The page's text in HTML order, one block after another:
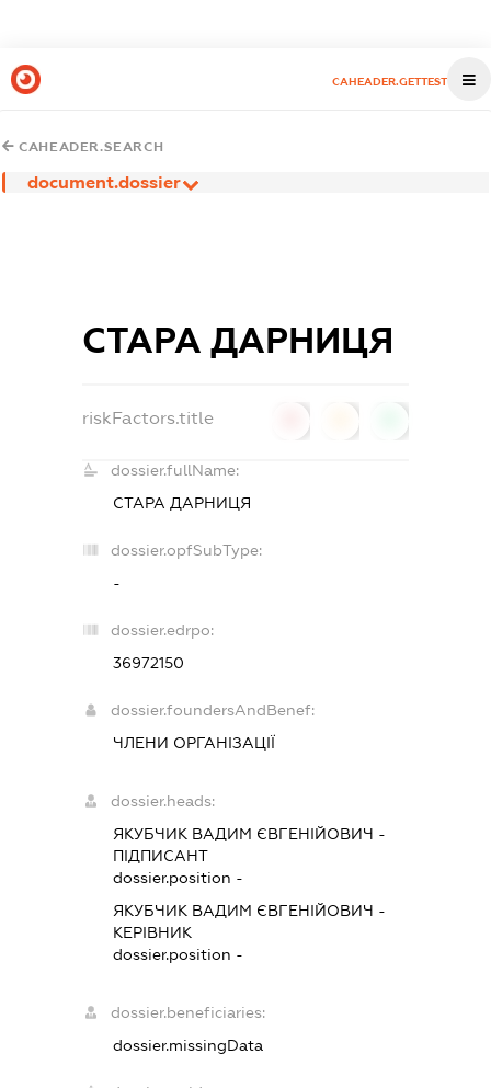
CAHEADER.GETTEST
CAHEADER.SEARCH
document.dossier
СТАРА ДАРНИЦЯ
riskFactors.title
dossier.fullName:
СТАРА ДАРНИЦЯ
dossier.opfSubType:
-
dossier.edrpo:
36972150
dossier.foundersAndBenef:
ЧЛЕНИ ОРГАНІЗАЦІЇ
dossier.heads:
ЯКУБЧИК ВАДИМ ЄВГЕНІЙОВИЧ -
ПІДПИСАНТ
dossier.position -
ЯКУБЧИК ВАДИМ ЄВГЕНІЙОВИЧ -
КЕРІВНИК
dossier.position -
dossier.beneficiaries:
dossier.missingData